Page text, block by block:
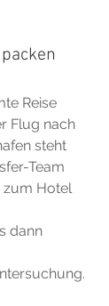
Reise
Flug nach
steht
Team
zum Hotel
dann